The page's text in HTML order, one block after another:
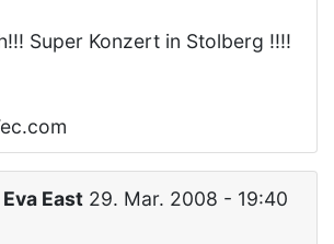
Super Konzert in Stolberg !!!!
East 29. Mar. 2008 - 19:40